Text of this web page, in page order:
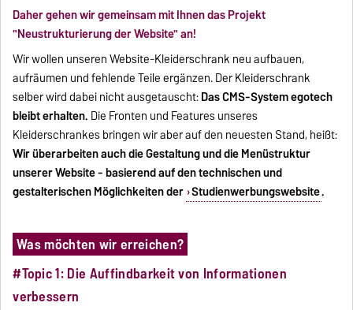
Daher gehen wir gemeinsam mit Ihnen das Projekt
"Neustrukturierung der Website" an!
Wir wollen unseren Website-Kleiderschrank neu aufbauen,
aufräumen und fehlende Teile ergänzen. Der Kleiderschrank
selber wird dabei nicht ausgetauscht:Das CMS-System egotech
bleibt erhalten. Die Fronten und Features unseres
Kleiderschrankes bringen wir aber auf den neuesten Stand, heißt:
Wir überarbeiten auch die Gestaltung und die Menüstruktur
unserer Website - basierend auf den technischen und
gestalterischen Möglichkeiten der Studienwerbungswebsite.
Was möchten wir erreichen?
#Topic 1: Die Auffindbarkeit von Informationen
verbessern